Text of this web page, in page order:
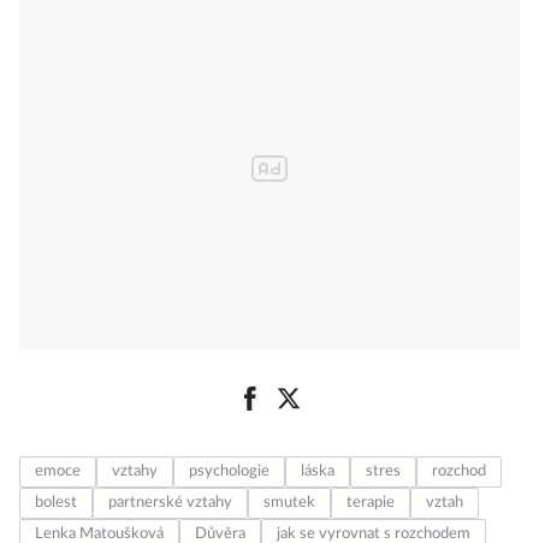
emoce vztahy psychologie láska stres
rozchod
bolest
partnerské vztahy smutek terapie
vztah
Lenka Matoušková
Důvěra
jak se vyrovnat s rozchodem